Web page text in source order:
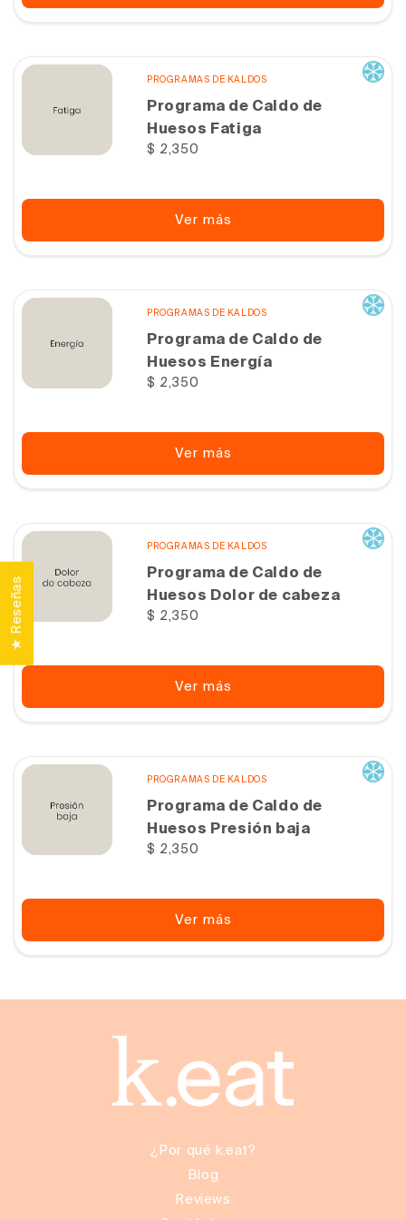
PROGRAMAS DE KALDOS
Programa de Caldo de
Huesos Fatiga
Precio
$ 2,350
Ver más
PROGRAMAS DE KALDOS
Programa de Caldo de
Huesos Energía
Precio
$ 2,350
Ver más
PROGRAMAS DE KALDOS
Programa de Caldo de
Huesos Dolor de cabeza
Precio
$ 2,350
Ver más
PROGRAMAS DE KALDOS
Programa de Caldo de
Huesos Presión baja
Precio
$ 2,350
Ver más
¿Por qué k.eat?
Blog
Reviews
★ Reseñas